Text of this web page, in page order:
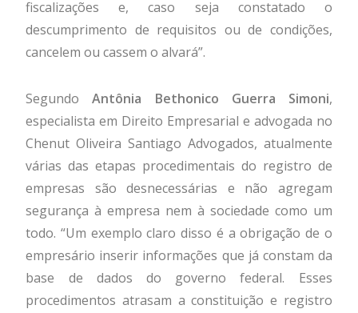
fiscalizações e, caso seja constatado o
descumprimento de requisitos ou de condições,
cancelem ou cassem o alvará”.
SegundoAntônia Bethonico Guerra Simoni,
especialista em Direito Empresarial e advogada no
Chenut Oliveira Santiago Advogados, atualmente
várias das etapas procedimentais do registro de
empresas são desnecessárias e não agregam
segurança à empresa nem à sociedade como um
todo. “Um exemplo claro disso é a obrigação de o
empresário inserir informações que já constam da
base de dados do governo federal. Esses
procedimentos atrasam a constituição e registro